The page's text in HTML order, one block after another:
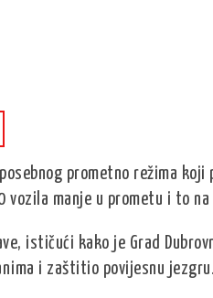
prometno režima
manje u prometu i to
ističući kako je Grad
i zaštitio povijesnu jezgru.